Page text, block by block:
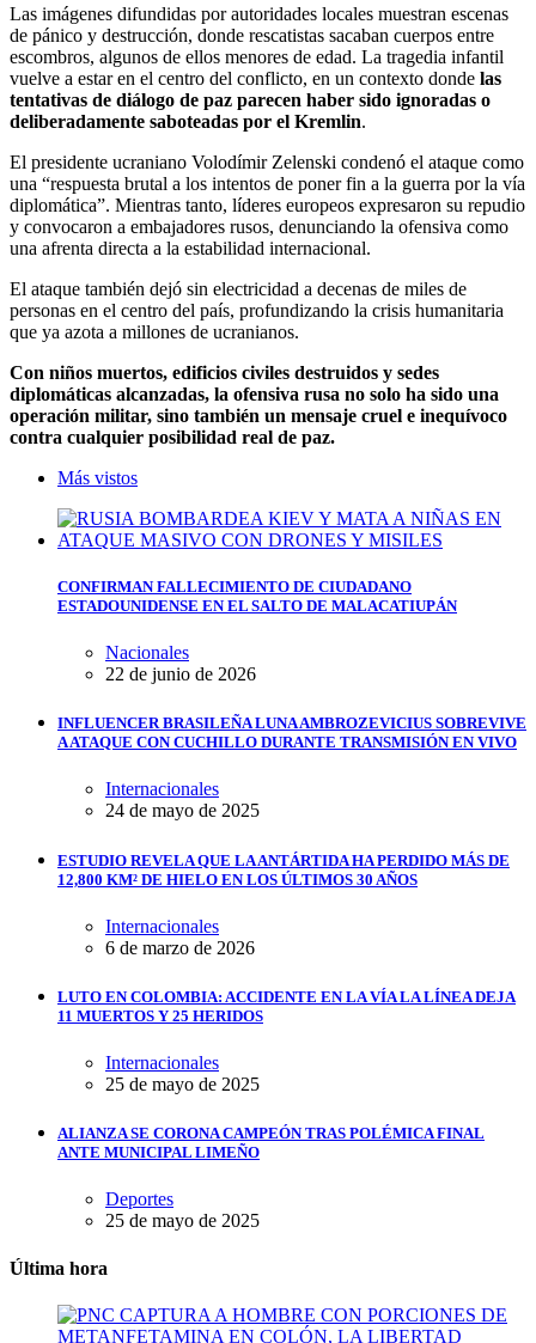
Las imágenes difundidas por autoridades locales muestran escenas
de pánico y destrucción, donde rescatistas sacaban cuerpos entre
escombros, algunos de ellos menores de edad. La tragedia infantil
vuelve a estar en el centro del conflicto, en un contexto donde las
tentativas de diálogo de paz parecen haber sido ignoradas o
deliberadamente saboteadas por el Kremlin.
El presidente ucraniano Volodímir Zelenski condenó el ataque como
una “respuesta brutal a los intentos de poner fin a la guerra por la vía
diplomática”. Mientras tanto, líderes europeos expresaron su repudio
y convocaron a embajadores rusos, denunciando la ofensiva como
una afrenta directa a la estabilidad internacional.
El ataque también dejó sin electricidad a decenas de miles de
personas en el centro del país, profundizando la crisis humanitaria
que ya azota a millones de ucranianos.
Con niños muertos, edificios civiles destruidos y sedes
diplomáticas alcanzadas, la ofensiva rusa no solo ha sido una
operación militar, sino también un mensaje cruel e inequívoco
contra cualquier posibilidad real de paz.
Más vistos
CONFIRMAN FALLECIMIENTO DE CIUDADANO
ESTADOUNIDENSE EN EL SALTO DE MALACATIUPÁN
Nacionales
22 de junio de 2026
INFLUENCER BRASILEÑA LUNA AMBROZEVICIUS SOBREVIVE
A ATAQUE CON CUCHILLO DURANTE TRANSMISIÓN EN VIVO
Internacionales
24 de mayo de 2025
ESTUDIO REVELA QUE LA ANTÁRTIDA HA PERDIDO MÁS DE
12,800 KM² DE HIELO EN LOS ÚLTIMOS 30 AÑOS
Internacionales
6 de marzo de 2026
LUTO EN COLOMBIA: ACCIDENTE EN LA VÍA LA LÍNEA DEJA
11 MUERTOS Y 25 HERIDOS
Internacionales
25 de mayo de 2025
ALIANZA SE CORONA CAMPEÓN TRAS POLÉMICA FINAL
ANTE MUNICIPAL LIMEÑO
Deportes
25 de mayo de 2025
Última hora